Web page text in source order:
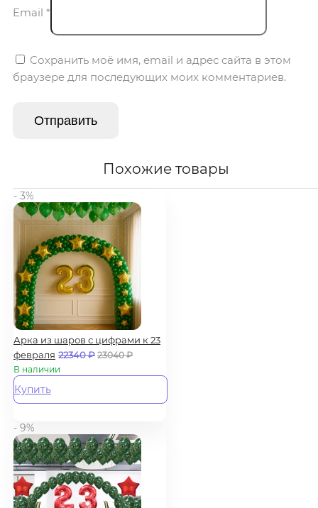
Email *
Сохранить моё имя, email и адрес сайта в этом
браузере для последующих моих комментариев.
Похожие товары
- 3%
Арка из шаров с цифрами к 23
февраля 22340₽ 23040₽
В наличии
Купить
- 9%